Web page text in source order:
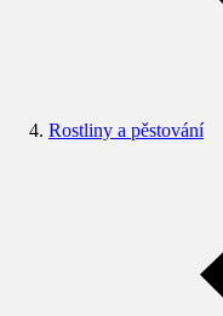
Rostliny a pěstování